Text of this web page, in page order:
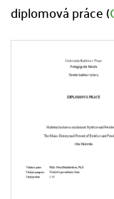
diplomová práce (